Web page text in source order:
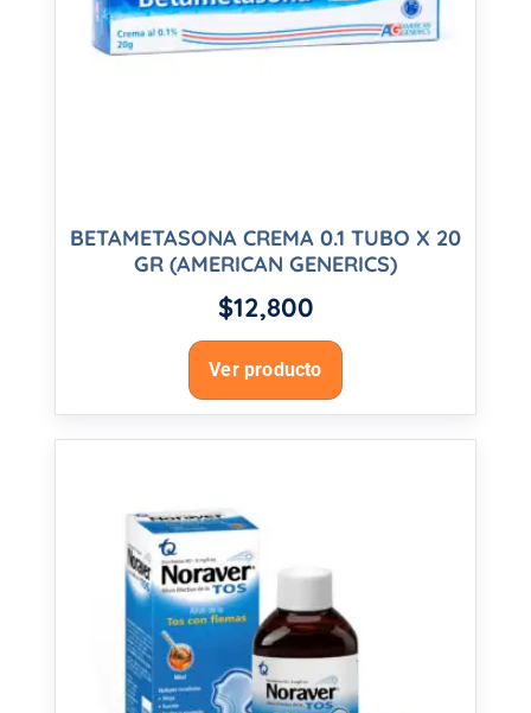
BETAMETASONA CREMA 0.1 TUBO X 20
GR (AMERICAN GENERICS)
$12,800
Ver producto